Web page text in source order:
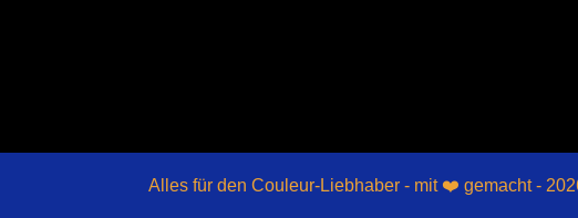
Alles für den Couleur-Liebhaber - mit ❤️ gemacht -